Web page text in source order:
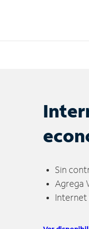
Sin
Agrega
Internet